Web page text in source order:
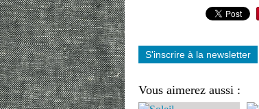
S'inscrire à la newsletter
Vous aimerez aussi :